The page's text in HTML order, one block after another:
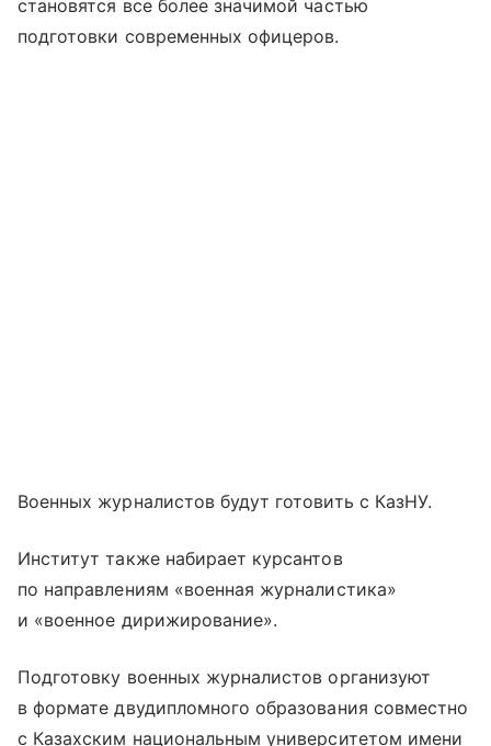
становятся все более значимой частью
подготовки современных офицеров.
Военных журналистов будут готовить с КазНУ.
Институт также набирает курсантов
по направлениям «военная журналистика»
и «военное дирижирование».
Подготовку военных журналистов организуют
в формате двудипломного образования совместно
с Казахским национальным университетом имени